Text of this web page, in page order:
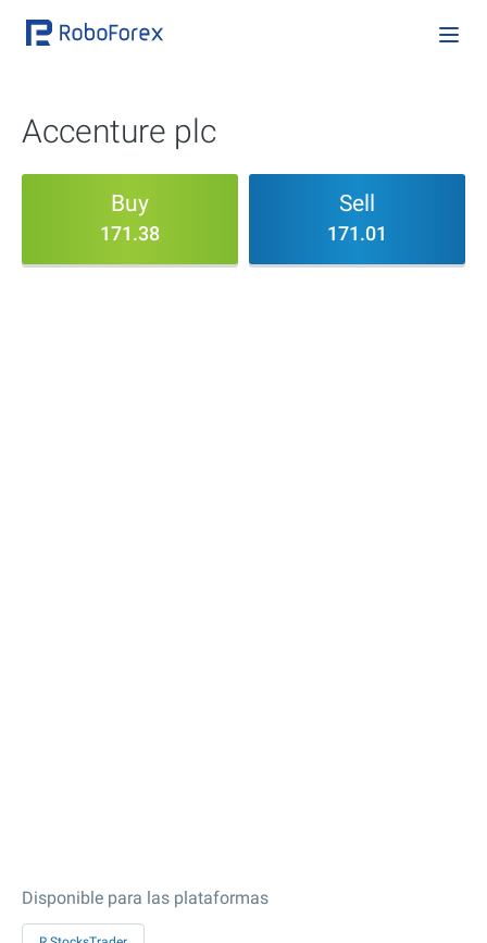
Accenture plc
Buy
171.38
Sell
171.01
Disponible para las plataformas